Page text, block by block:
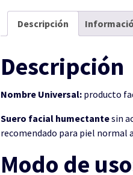
Descripción
Descripción
Nombre Universal: producto
Suero facial humectantesin
recomendado para piel normal
Modo de